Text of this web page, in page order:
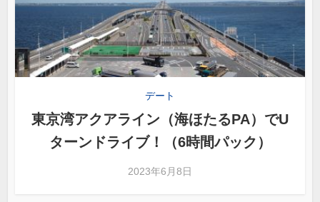
デート
東京湾アクアライン（海ほたるPA）でU
ターンドライブ！（6時間パック）
2023年6月8日